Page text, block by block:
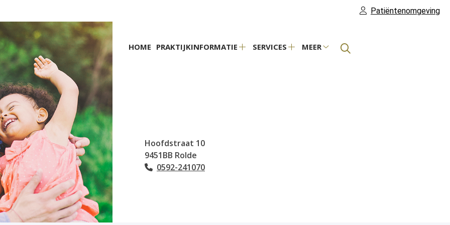
Patiëntenomgeving
Hoofdmenu
HOME PRAKTIJKINFORMATIE SERVICES MEER
Hoofdstraat 10
9451BB Rolde
Tel:
0592-241070